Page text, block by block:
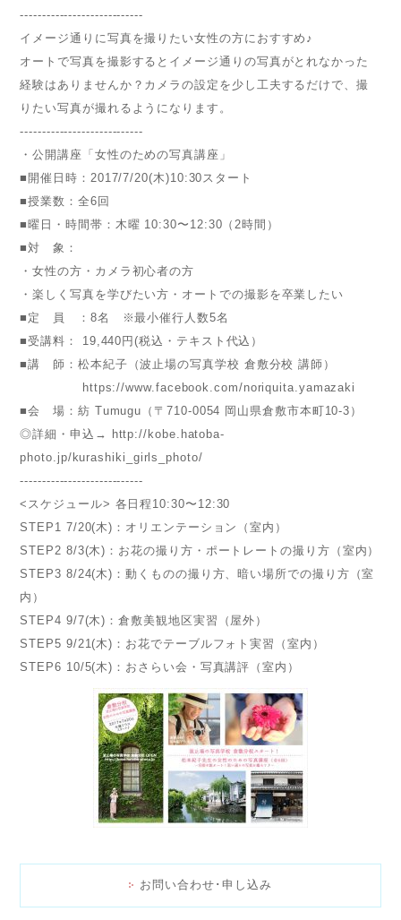
----------------------------
イメージ通りに写真を撮りたい女性の方におすすめ♪
オートで写真を撮影するとイメージ通りの写真がとれなかった
経験はありませんか？カメラの設定を少し工夫するだけで、撮
りたい写真が撮れるようになります。
----------------------------
・公開講座「女性のための写真講座」
■開催日時：2017/7/20(木)10:30スタート
■授業数：全6回
■曜日・時間帯：木曜 10:30〜12:30（2時間）
■対 象：
・女性の方・カメラ初心者の方
・楽しく写真を学びたい方・オートでの撮影を卒業したい
■定 員 ：8名 ※最小催行人数5名
■受講料： 19,440円(税込・テキスト代込）
■講 師：松本紀子（波止場の写真学校 倉敷分校 講師）
https://www.facebook.com/noriquita.yamazaki
■会 場：紡 Tumugu（〒710-0054 岡山県倉敷市本町10-3）
◎詳細・申込→ http://kobe.hatoba-
photo.jp/kurashiki_girls_photo/
----------------------------
<スケジュール> 各日程10:30〜12:30
STEP1 7/20(木)：オリエンテーション（室内）
STEP2 8/3(木)：お花の撮り方・ポートレートの撮り方（室内）
STEP3 8/24(木)：動くものの撮り方、暗い場所での撮り方（室
内）
STEP4 9/7(木)：倉敷美観地区実習（屋外）
STEP5 9/21(木)：お花でテーブルフォト実習（室内）
STEP6 10/5(木)：おさらい会・写真講評（室内）
お問い合わせ･申し込み